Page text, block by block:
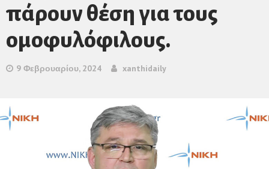
πάρουν θέση για τους
ομοφυλόφιλους.
9 Φεβρουαρίου, 2024 xanthidaily